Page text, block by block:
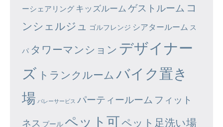
ーシェアリング キッズルーム ゲストルーム コ
ンシェルジュ
ゴルフレンジ シアタールーム ス
パ タワーマンション デザイナー
ズ トランクルーム バイク置き
場 バレーサービス パーティールーム フィット
ネス プール ペット可ペット足洗い場